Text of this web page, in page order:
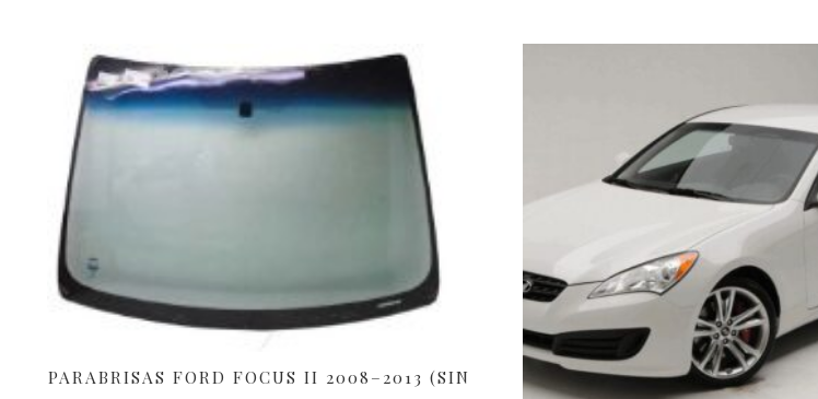
AÑADIR AL CARRITO
PARABRISAS FORD FOCUS II 2008–2013 (SIN